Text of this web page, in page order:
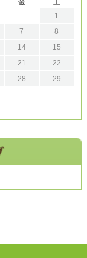
金
土
1
7
8
14
15
21
22
28
29